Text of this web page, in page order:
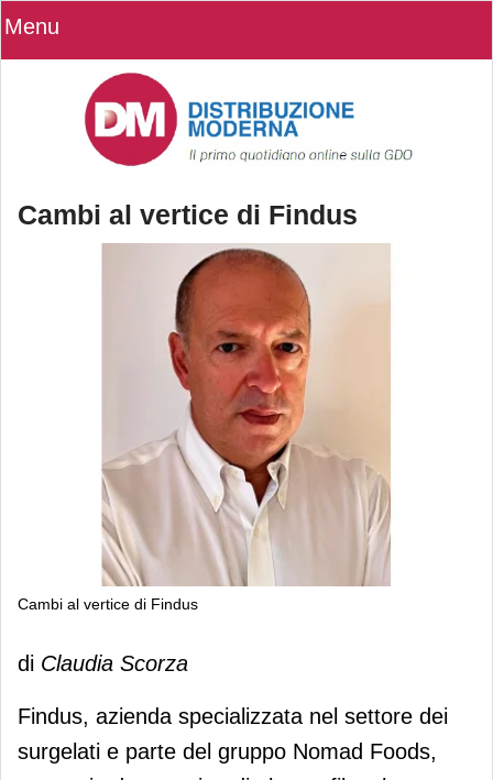
Menu
Cambi al vertice di Findus
Cambi al vertice di Findus
Cambi al vertice di Findus
di Claudia Scorza
Findus, azienda specializzata nel settore dei
surgelati e parte del gruppo Nomad Foods,